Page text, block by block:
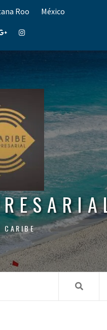
Roo México
Instagram
CARIBE